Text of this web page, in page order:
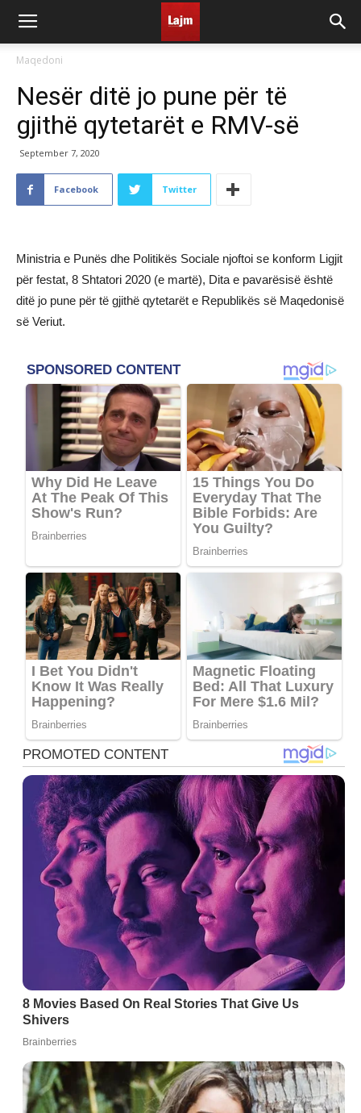
Maqedoni
Nesër ditë jo pune për të
gjithë qytetarët e RMV-së
September 7, 2020
Facebook Twitter
Ministria e Punës dhe Politikës Sociale njoftoi se konform Ligjit
për festat, 8 Shtatori 2020 (e martë), Dita e pavarësisë është
ditë jo pune për të gjithë qytetarët e Republikës së Maqedonisë
së Veriut.